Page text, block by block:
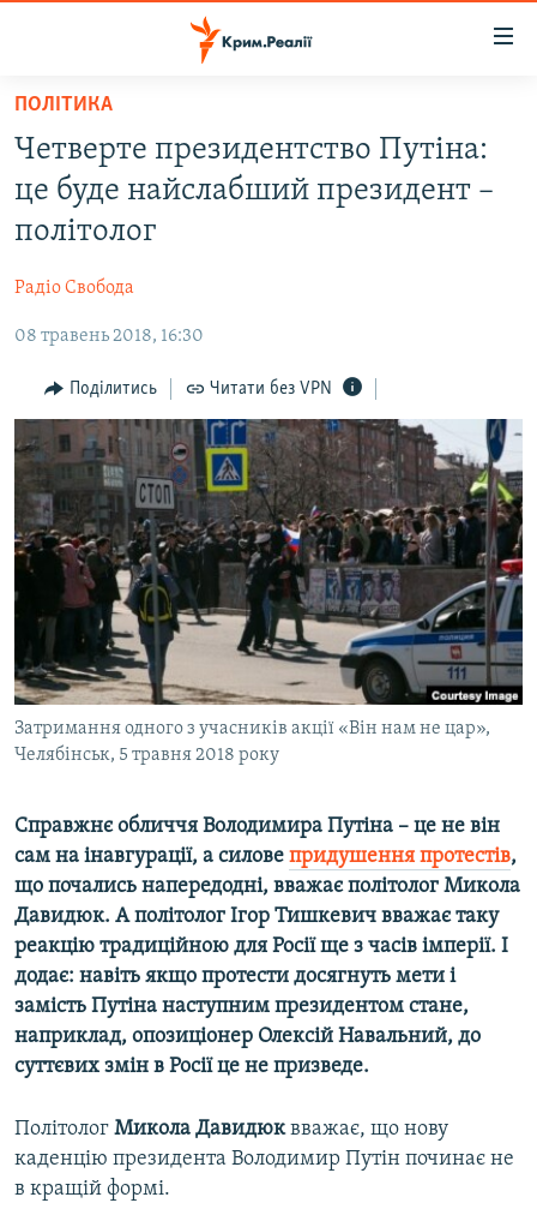
Перейти
основного
матеріалу
Перейти
до
основної
Перейти
пошуку
ВОДА.КРИМ
ВІДЕО ТА ФОТО
БЛОГИ
ПОГЛЯД
ІНТЕРВ'Ю
ВСЕ ЗА ДЕНЬ
СПЕЦПРОЕКТИ
ДЕПОРТАЦІЯ
ВІДЕОУРОКИ «ELIFBE»
СВІДЧЕННЯ ОКУПАЦІЇ
УКРАЇНСЬКА ПРОБЛЕМА КРИМУ
ІНФОГРАФІКА
ЯК ОБІЙТИ БЛОКУВАННЯ
Русский
Qırımtatar
ДОЛУЧАЙСЯ!
ПОЛІТИКА
Четверте президентство Путіна:
це буде найслабший президент –
політолог
Радіо Свобода
08 травень 2018, 16:30
Поділитись Читати без VPN
Затримання одного з учасників акції «Він нам не цар»,
Челябінськ, 5 травня 2018 року
Справжнє обличчя Володимира Путіна – це не він
сам на інавгурації, а силове придушення протестів,
що почались напередодні, вважає політолог Микола
Давидюк. А політолог Ігор Тишкевич вважає таку
реакцію традиційною для Росії ще з часів імперії. І
додає: навіть якщо протести досягнуть мети і
замість Путіна наступним президентом стане,
наприклад, опозиціонер Олексій Навальний, до
суттєвих змін в Росії це не призведе.
Політолог Микола Давидюквважає, що нову
каденцію президента Володимир Путін починає не
в кращій формі.